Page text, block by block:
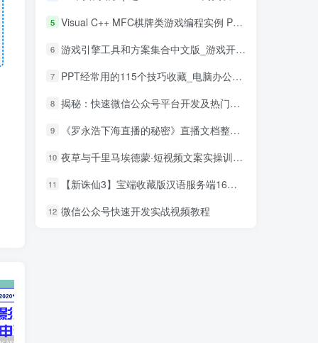
5 Visual C++ MFC棋牌类游戏编程实例 PDF_游戏开发教程
6 游戏引擎工具和方案集合中文版_游戏开发教程
7 PPT经常用的115个技巧收藏_电脑办公教程
8 揭秘：快速微信公众号平台开发及热门功能详解_新媒体运营教程
9 《罗永浩下海直播的秘密》直播文档整理合集
10
11 【新诛仙3】宝端收藏版汉语服务端16岗位PC大型电脑上仙侠游戏局域网联机
12 微信公众号快速开发实战视频教程